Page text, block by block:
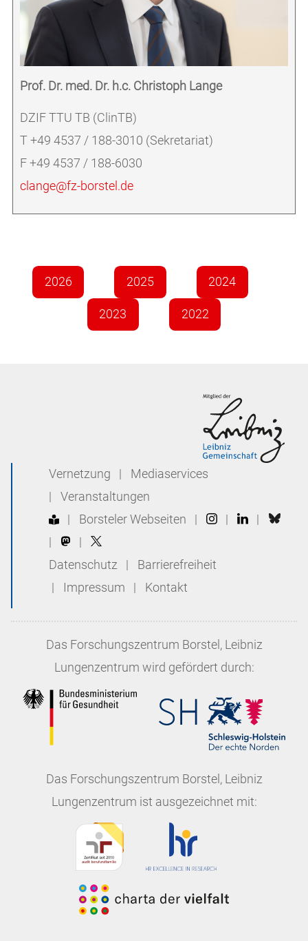
Prof. Dr. med. Dr. h.c. Christoph Lange
DZIF TTU TB (ClinTB)
T +49 4537 / 188-3010 (Sekretariat)
F +49 4537 / 188-6030
clange@fz-borstel.de
2026 2025 2024
2023 2022
Vernetzung
Mediaservices
Veranstaltungen
|
Borsteler Webseiten
Datenschutz|
Barrierefreiheit
Impressum Kontakt
Das Forschungszentrum Borstel, Leibniz
Lungenzentrum wird gefördert durch:
Das Forschungszentrum Borstel, Leibniz
Lungenzentrum ist ausgezeichnet mit: